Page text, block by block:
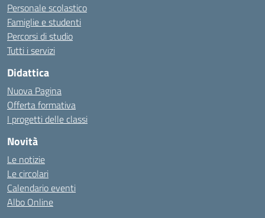
Personale scolastico
Famiglie e studenti
Percorsi di studio
Tutti i servizi
Didattica
Nuova Pagina
Offerta formativa
I progetti delle classi
Novità
Le notizie
Le circolari
Calendario eventi
Albo Online